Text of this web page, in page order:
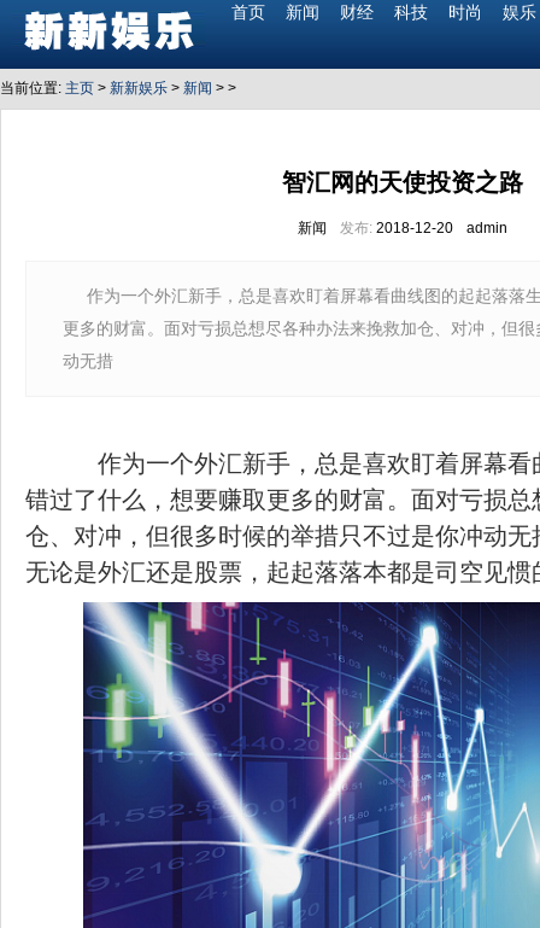
首页 新闻 财经 科技 时尚 娱乐
当前位置: 主页 > 新新娱乐 > 新闻 > >
智汇网的天使投资之路
新闻 发布: 2018-12-20 admin
作为一个外汇新手，总是喜欢盯着屏幕看曲线图的起起落落
更多的财富。面对亏损总想尽各种办法来挽救加仓、对冲，但
动无措
作为一个外汇新手，总是喜欢盯着屏幕看
错过了什么，想要赚取更多的财富。面对亏损
仓、对冲，但很多时候的举措只不过是你冲动
无论是外汇还是股票，起起落落本都是司空见惯